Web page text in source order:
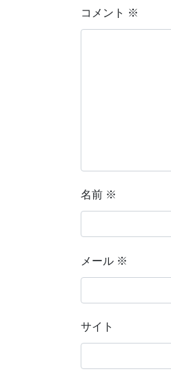
コメント ※
名前 ※
メール ※
サイト